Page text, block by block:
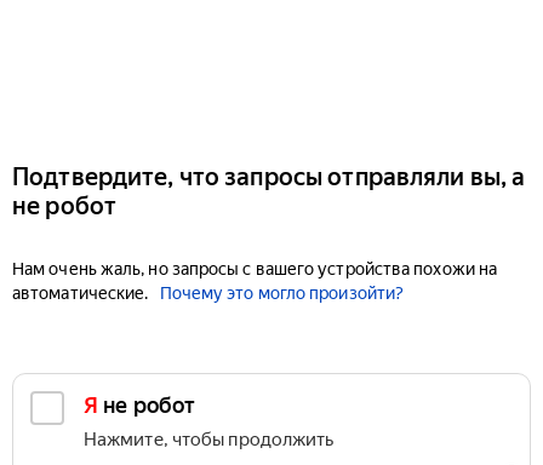
Подтвердите, что запросы отправляли вы, а
не робот
Нам очень жаль, но запросы с вашего устройства похожи на
автоматические.
Почему это могло произойти?
Я не робот
Нажмите, чтобы продолжить